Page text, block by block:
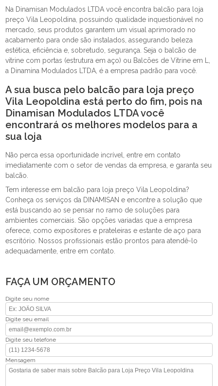
Na Dinamisan Modulados LTDA você encontra balcão para loja
preço Vila Leopoldina, possuindo qualidade inquestionável no
mercado, seus produtos garantem um visual aprimorado no
acabamento para onde são instalados, assegurando beleza
estética, eficiência e, sobretudo, segurança. Seja o balcão de
vitrine com portas (estrutura em aço) ou Balcões de Vitrine em L,
a Dinamina Modulados LTDA, é a empresa padrão para você.
A sua busca pelo balcão para loja preço
Vila Leopoldina está perto do fim, pois na
Dinamisan Modulados LTDA você
encontrará os melhores modelos para a
sua loja
Não perca essa oportunidade incrível, entre em contato
imediatamente com o setor de vendas da empresa, e garanta seu
balcão.
Tem interesse em balcão para loja preço Vila Leopoldina?
Conheça os serviços da DINAMISAN e encontre a solução que
está buscando ao se pensar no ramo de soluções para
ambientes comerciais. São opções variadas que a empresa
oferece, como expositores e prateleiras e estante de aço para
escritório. Nossos profissionais estão prontos para atendê-lo
adequadamente, entre em contato.
FAÇA UM ORÇAMENTO
Digite seu nome
Digite seu email
Digite seu telefone
Mensagem